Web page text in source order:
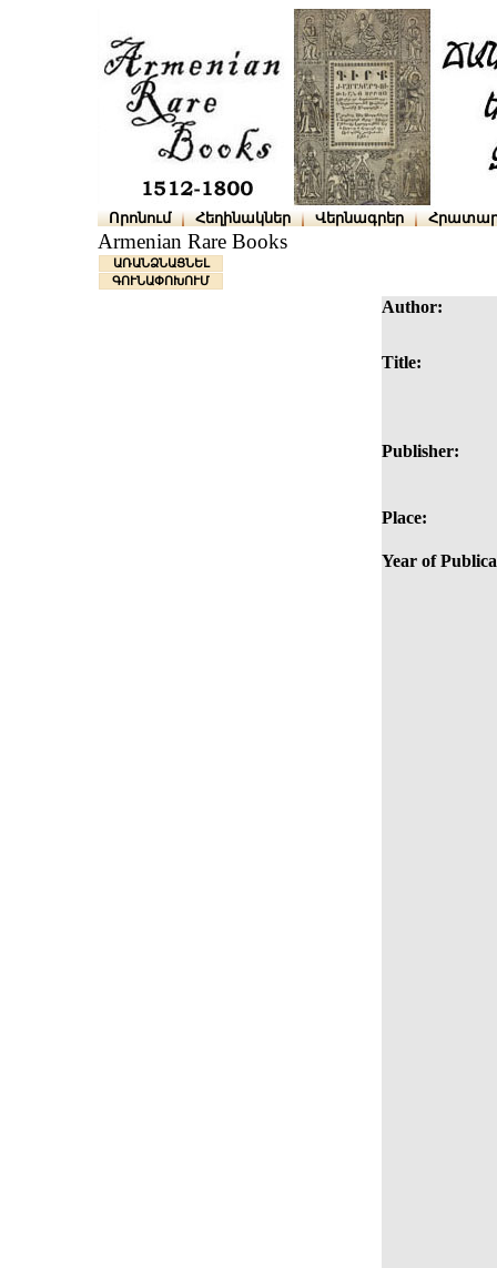
Որոնում Հեղինակներ Վերնագրեր
Armenian Rare Books
ԱՌԱՆՁՆԱՑՆԵԼ
ԳՈՒՆԱՓՈԽՈՒՄ
Author:
Title:
Publisher:
Place:
Year of